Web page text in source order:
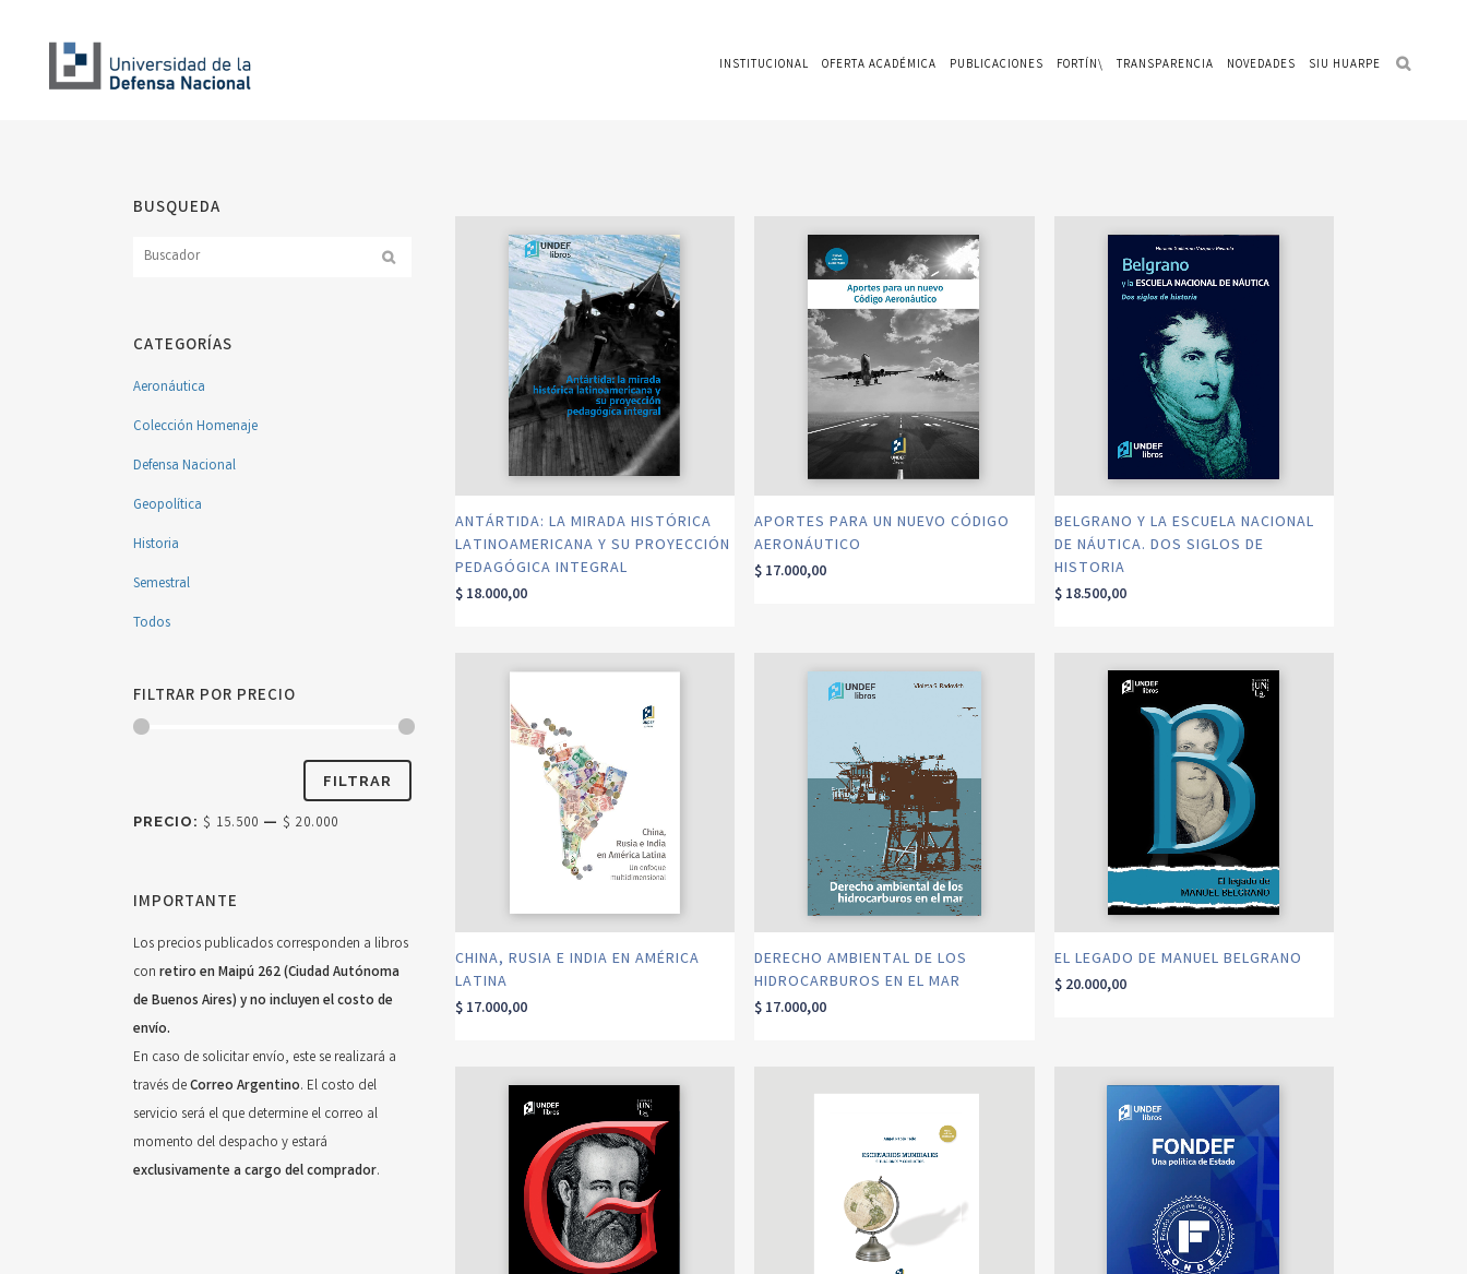
INSTITUCIONAL OFERTA ACADÉMICA PUBLICACIONES FORTÍN\ TRANSPARENCIA NOVEDADES SIU HUARPE
BUSQUEDA
CATEGORÍAS
Aeronáutica
Colección Homenaje
Defensa Nacional
Geopolítica
Historia
Semestral
Todos
FILTRAR POR PRECIO
FILTRAR
PRECIO: $ 15.500 — $ 20.000
IMPORTANTE
Los precios publicados corresponden a libros
con retiro en Maipú 262 (Ciudad Autónoma
de Buenos Aires) y no incluyen el costo de
envío.
En caso de solicitar envío, este se realizará a
través deCorreo Argentino. El costo del
servicio será el que determine el correo al
momento del despacho y estará
exclusivamente a cargo del comprador.
ANTÁRTIDA: LA MIRADA HISTÓRICA
LATINOAMERICANA Y SU PROYECCIÓN
PEDAGÓGICA INTEGRAL
$ 18.000,00
APORTES PARA UN NUEVO CÓDIGO
AERONÁUTICO
$ 17.000,00
BELGRANO Y LA ESCUELA NACIONAL
DE NÁUTICA. DOS SIGLOS DE
HISTORIA
$18.500,00
CHINA, RUSIA E INDIA EN AMÉRICA
LATINA
$ 17.000,00
DERECHO AMBIENTAL DE LOS
HIDROCARBUROS EN EL MAR
$ 17.000,00
EL LEGADO DE MANUEL BELGRANO
$20.000,00